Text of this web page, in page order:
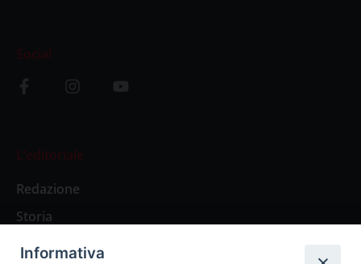
Social
L’editoriale
Redazione
Storia
Informativa